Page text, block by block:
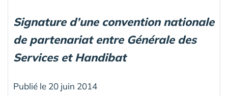
Signature d’une convention nationale
de partenariat entre Générale des
Services et Handibat
Publié le 20 juin 2014